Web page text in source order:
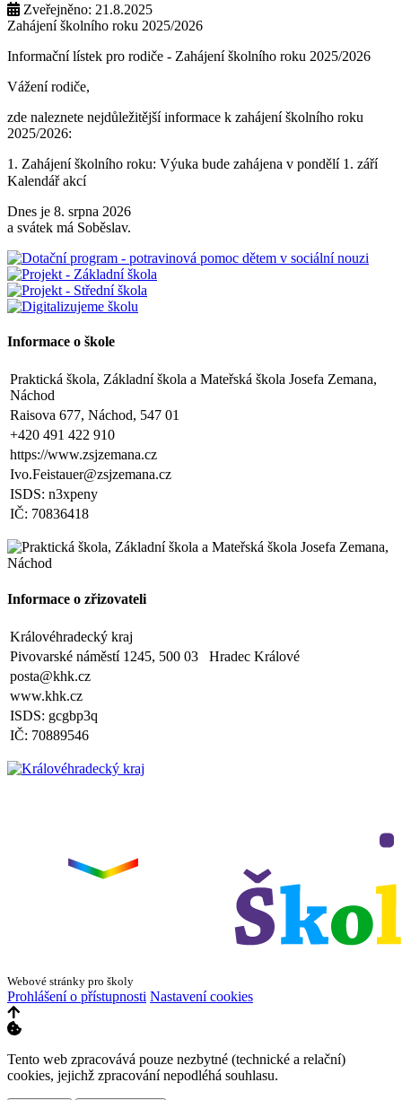
Zveřejněno: 21.8.2025
Zahájení školního roku 2025/2026
Informační lístek pro rodiče - Zahájení školního roku 2025/2026
Vážení rodiče,
zde naleznete nejdůležitější informace k zahájení školního roku
2025/2026:
1. Zahájení školního roku: Výuka bude zahájena v pondělí 1. září
2025. Tento den končí po 1. vyučovací hodině. Provoz školní
2. Výuka: Od úterý 2. září 2025 bude probíhat výuka denně od 8:00
3. Dohled: Od 11:25 do 12:30 bude zajištěn dohled nad žáky, kteří
půjdou na oběd nebo jsou přihlášeni do školní družiny.
hodin (pro žáky se schválenou přihláškou do ŠD).
projektu zapojeni, předloží škole platné potvrzení z Úřadu práce o
pobírání dávek hmotné nouze. Tito zákonní zástupci budou dne 2.
září 2025 kontaktováni vedením školy s podrobnějšími informacemi.
Zveřejněno: 29.5.2025
Branný den v Josefově
Zveřejněno: 23.5.2025
Zveřejněno: 21.5.2025
Třídní výlet Liberec IV.třída
Zveřejněno: 20.5.2025
Zveřejněno: 16.5.2025
Zveřejněno: 8.4.2025
Třídní schůzky dne 8. 4. 2025 od 13 - 16 hodin
Kalendář akcí
Dnes je 8. srpna 2026
a svátek má Soběslav.
Informace o škole
Praktická škola, Základní škola a Mateřská škola Josefa Zemana,
Náchod
Raisova 677, Náchod, 547 01
+420 491 422 910
https://www.zsjzemana.cz
Ivo.Feistauer@zsjzemana.cz
ISDS: n3xpeny
IČ: 70836418
Informace o zřizovateli
Královéhradecký kraj
Pivovarské náměstí 1245, 500 03 Hradec Králové
posta@khk.cz
www.khk.cz
ISDS: gcgbp3q
IČ: 70889546
Webové stránky pro školy
Prohlášení o přístupnosti Nastavení cookies
Tento web zpracovává pouze nezbytné (technické a relační)
cookies, jejichž zpracování nepodléhá souhlasu.